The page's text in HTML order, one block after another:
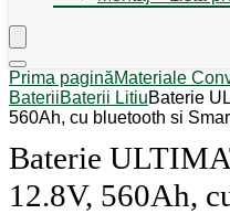
Prima paginăMateriale
BateriiBaterii LitiuBaterie
560Ah, cu bluetooth si
Baterie
12.8V, 560Ah,